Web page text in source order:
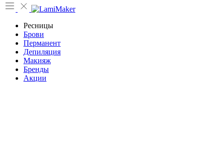
Ресницы
Брови
Перманент
Депиляция
Макияж
Бренды
Акции